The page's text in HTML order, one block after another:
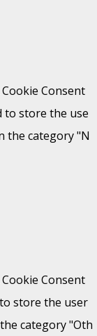
Consent
to store the use
the category "N
Consent
store the user
category "Oth